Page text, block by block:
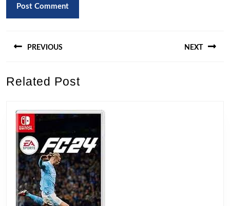
PREVIOUS
post:
NEXT
Related Post